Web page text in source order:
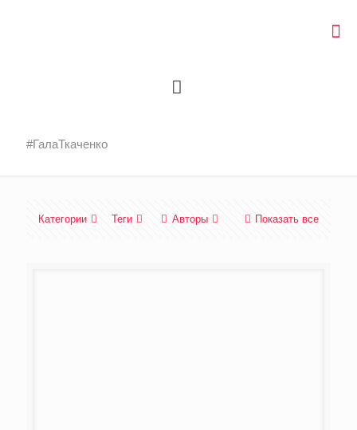
#ГалаТкаченко
Категории Теги Авторы Показать все